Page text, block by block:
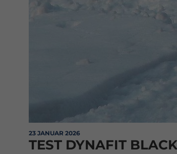
23 JANUAR 2026
TEST DYNAFIT